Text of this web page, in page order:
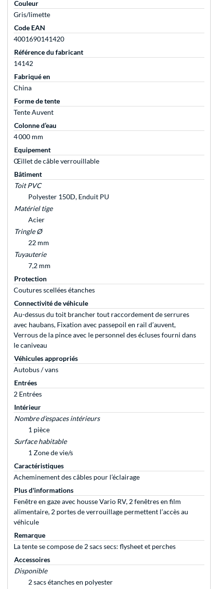
Couleur
Gris/limette
Code EAN
4001690141420
Référence du fabricant
14142
Fabriqué en
China
Forme de tente
Tente Auvent
Colonne d’eau
4 000 mm
Equipement
Œillet de câble verrouillable
Bâtiment
Toit PVC
Polyester 150D, Enduit PU
Matériel tige
Acier
Tringle Ø
22 mm
Tuyauterie
7,2 mm
Protection
Coutures scellées étanches
Connectivité de véhicule
Au-dessus du toit brancher tout raccordement de serrures
avec haubans, Fixation avec passepoil en rail d’auvent,
Verrous de la pince avec le personnel des écluses fourni dans
le caniveau
Véhicules appropriés
Autobus / vans
Entrées
2 Entrées
Intérieur
Nombre d’espaces intérieurs
1 pièce
Surface habitable
1 Zone de vie/s
Caractéristiques
Acheminement des câbles pour l’éclairage
Plus d'informations
Fenêtre en gaze avec housse Vario RV, 2 fenêtres en film
alimentaire, 2 portes de verrouillage permettent l’accès au
véhicule
Remarque
La tente se compose de 2 sacs secs: flysheet et perches
Accessoires
Disponible
2 sacs étanches en polyester